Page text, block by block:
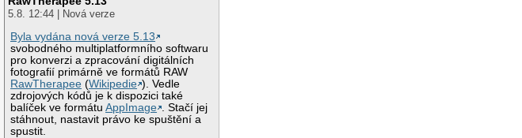
5.8. 12:44 | Nová verze
Byla vydána nová verze 5.13
svobodného multiplatformního softwaru
pro konverzi a zpracování digitálních
fotografií primárně ve formátů RAW
RawTherapee (Wikipedie ). Vedle
zdrojových kódů je k dispozici také
balíček ve formátuAppImage
. Stačí jej
stáhnout, nastavit právo ke spuštění a
spustit.